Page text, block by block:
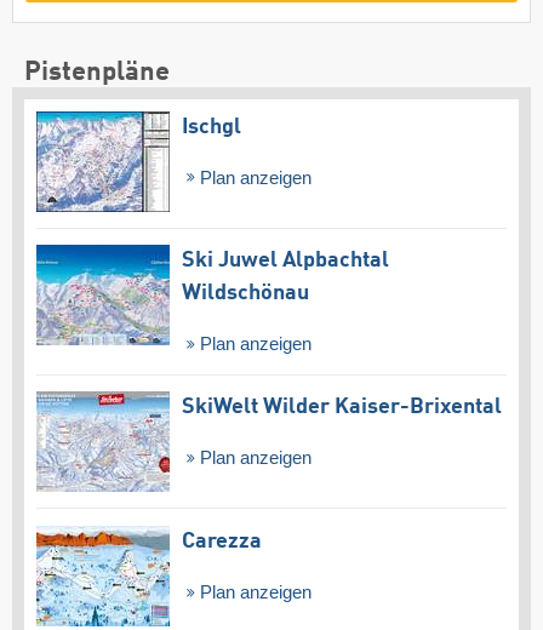
Pistenpläne
Ischgl
Plan anzeigen
Ski Juwel Alpbachtal
Wildschönau
Plan anzeigen
SkiWelt Wilder Kaiser-Brixental
Plan anzeigen
Carezza
Plan anzeigen